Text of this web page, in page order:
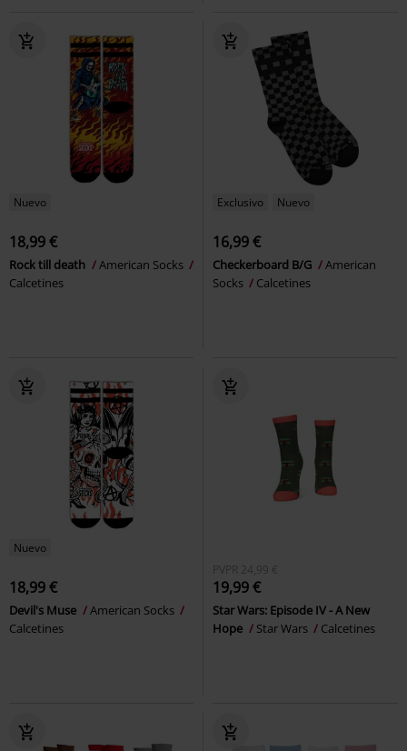
Nuevo
18,99 €
Rock till death
American Socks
Calcetines
Exclusivo Nuevo
16,99 €
Checkerboard B/G
American
Socks
Calcetines
Nuevo
18,99 €
Devil's Muse
American Socks
Calcetines
PVPR 24,99 €
19,99 €
Star Wars: Episode IV - A New
Hope
Star Wars Calcetines